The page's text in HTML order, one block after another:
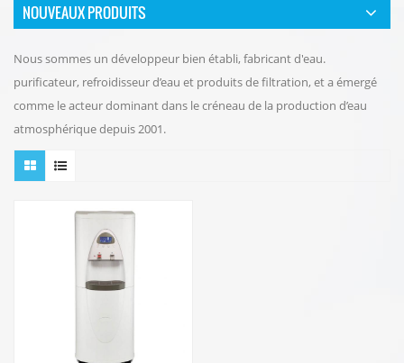
NOUVEAUX PRODUITS
Nous sommes un développeur bien établi, fabricant d'eau.
purificateur, refroidisseur d’eau et produits de filtration, et a émergé
comme le acteur dominant dans le créneau de la production d’eau
atmosphérique depuis 2001.